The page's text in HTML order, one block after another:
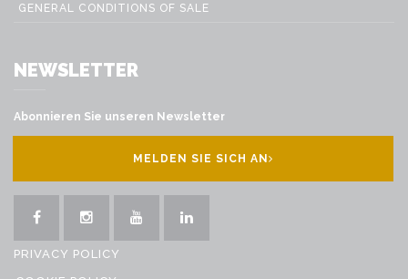
GENERAL CONDITIONS OF SALE
NEWSLETTER
Abonnieren Sie unseren Newsletter
MELDEN SIE SICH AN
PRIVACY POLICY